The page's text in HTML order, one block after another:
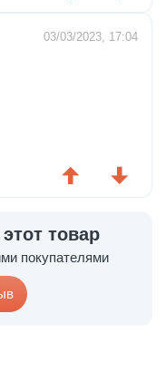
03/03/2023, 17:04
товар
покупателями